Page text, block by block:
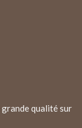
grande qualité sur